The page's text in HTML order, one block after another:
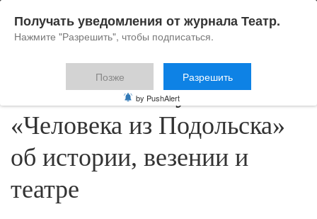
В «Около» выпускают
«Человека из Подольска»
об истории, везении и
театре
Получать уведомления от журнала Театр.
Нажмите "Разрешить", чтобы подписаться.
Позже Разрешить
by PushAlert